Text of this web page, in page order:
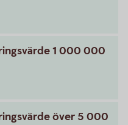
1 000 000
över 5 000